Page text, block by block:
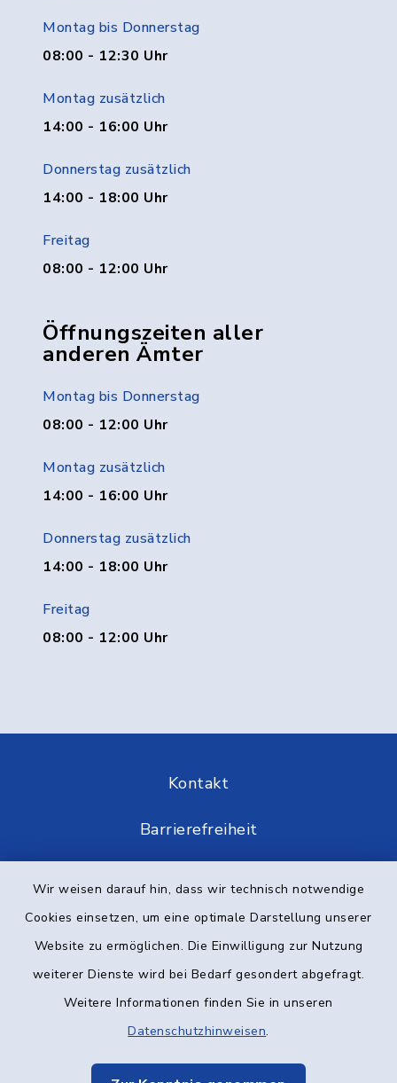
Wir weisen darauf hin, dass wir technisch notwendige
Cookies einsetzen, um eine optimale Darstellung unserer
Website zu ermöglichen. Die Einwilligung zur Nutzung
weiterer Dienste wird bei Bedarf gesondert abgefragt.
Weitere Informationen finden Sie in unseren
Datenschutzhinweisen.
Montag bis Donnerstag
08:00 - 12:30 Uhr
Montag zusätzlich
14:00 - 16:00 Uhr
Donnerstag zusätzlich
14:00 - 18:00 Uhr
Freitag
08:00 - 12:00 Uhr
Öffnungszeiten aller
anderen Ämter
Montag bis Donnerstag
08:00 - 12:00 Uhr
Montag zusätzlich
14:00 - 16:00 Uhr
Donnerstag zusätzlich
14:00 - 18:00 Uhr
Freitag
08:00 - 12:00 Uhr
Kontakt
Barrierefreiheit
Impressum
Elektronische Kommunikation
Sitemap
Cookie-Einstellungen